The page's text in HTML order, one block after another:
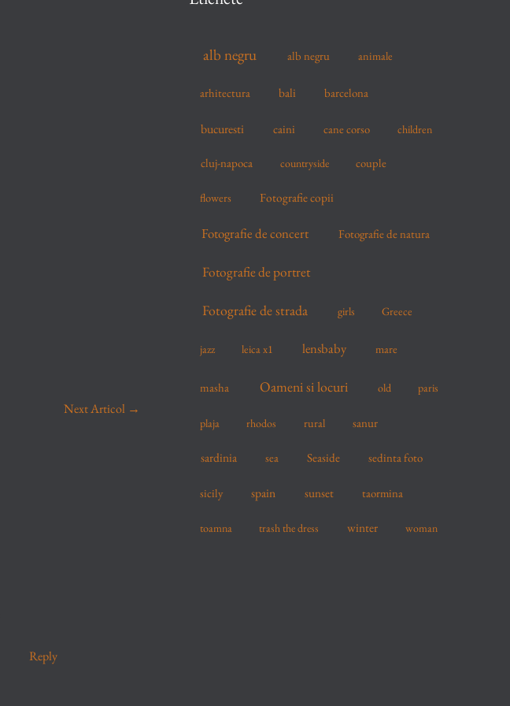
Next Articol →
Reply
alb negru alb negru animale
arhitectura bali barcelona
bucuresti caini cane corso children
cluj-napoca countryside couple
flowers Fotografie copii
Fotografie de concert Fotografie de natura
Fotografie de portret
Fotografie de strada girls Greece
jazz leica x1 lensbaby mare
masha Oameni si locuri old paris
plaja rhodos rural sanur
sardinia sea Seaside sedinta foto
sicily spain sunset taormina
toamna trash the dress winter woman